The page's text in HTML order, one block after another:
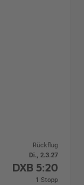
Rückflug
Di., 2.3.27
DXB 5:20
1 Stopp